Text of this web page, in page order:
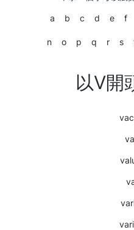
a b c d e f
n o p q r s
以V開